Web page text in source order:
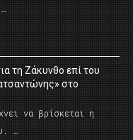
τη Ζάκυνθο επί του
στο
να βρίσκεται η
…